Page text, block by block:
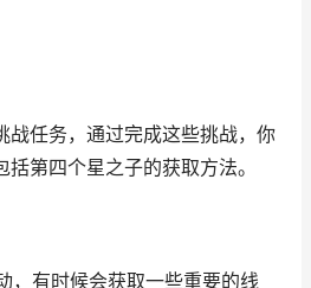
战任务，通过完成这些挑战，你
第四个星之子的获取方法。
，有时候会获取一些重要的线